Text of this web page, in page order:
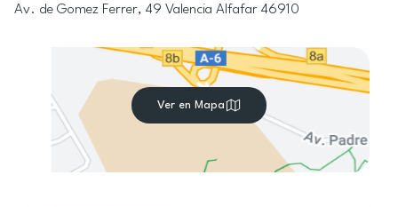
Av. de Gomez Ferrer, 49 Valencia Alfafar 46910
Ver en Mapa